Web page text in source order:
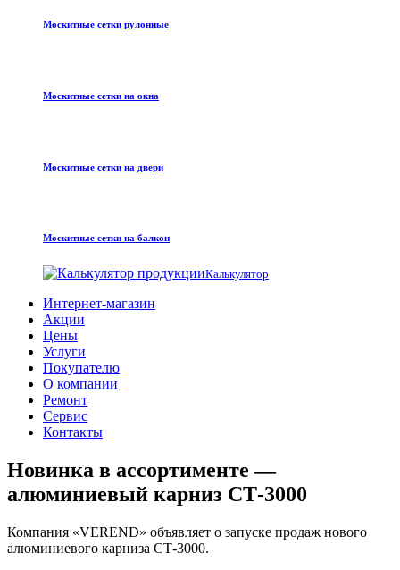
Москитные сетки рулонные
Москитные сетки на окна
Москитные сетки на двери
Москитные сетки на балкон
Калькулятор
Интернет-магазин
Акции
Цены
Услуги
Покупателю
О компании
Ремонт
Сервис
Контакты
Новинка в ассортименте —
алюминиевый карниз СТ-3000
Компания «VEREND» объявляет о запуске продаж нового
алюминиевого карниза СТ-3000.